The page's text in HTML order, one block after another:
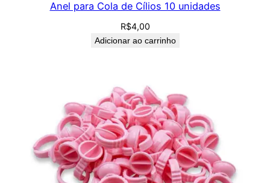
Anel para Cola de Cílios 10 unidades
R$4,00
Adicionar ao carrinho